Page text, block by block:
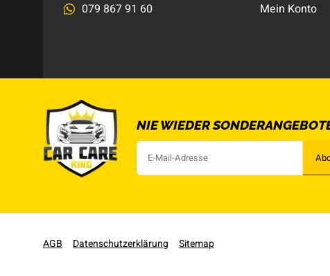
079 867 91 60
Mein Konto
NIE WIEDER
AGB Datenschutzerklärung Sitemap